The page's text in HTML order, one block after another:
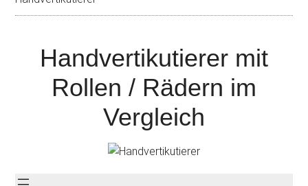
Handvertikutierer mit
Rollen / Rädern im
Vergleich